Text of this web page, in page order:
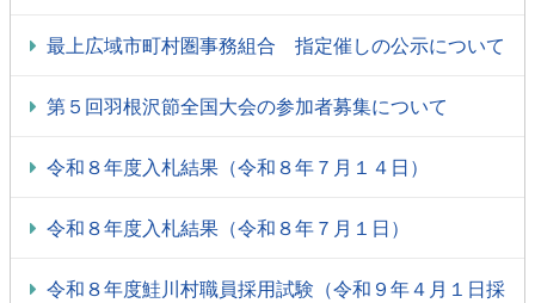
最上広域市町村圏事務組合 指定催しの公示について
第５回羽根沢節全国大会の参加者募集について
令和８年度入札結果（令和８年７月１４日）
令和８年度入札結果（令和８年７月１日）
令和８年度鮭川村職員採用試験（令和９年４月１日採